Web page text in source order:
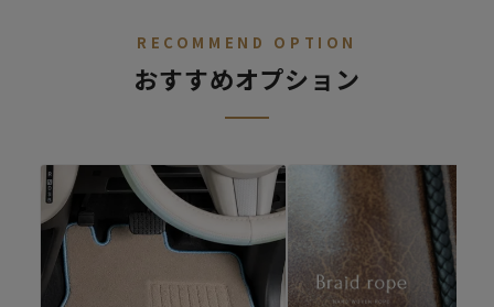
RECOMMEND OPTION
おすすめオプション